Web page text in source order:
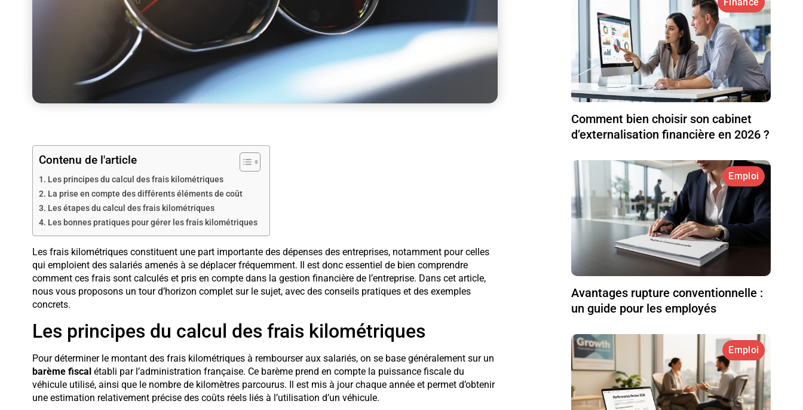
Contenu de l'article
Les principes du calcul des frais kilométriques
La prise en compte des différents éléments de coût
Les étapes du calcul des frais kilométriques
Les bonnes pratiques pour gérer les frais kilométriques
Les frais kilométriques constituent une part importante des dépenses des entreprises, notamment pour celles
qui emploient des salariés amenés à se déplacer fréquemment. Il est donc essentiel de bien comprendre
comment ces frais sont calculés et pris en compte dans la gestion financière de l’entreprise. Dans cet article,
nous vous proposons un tour d’horizon complet sur le sujet, avec des conseils pratiques et des exemples
concrets.
Les principes du calcul des frais kilométriques
Pour déterminer le montant des frais kilométriques à rembourser aux salariés, on se base généralement sur un
barème fiscal établi par l’administration française. Ce barème prend en compte la puissance fiscale du
véhicule utilisé, ainsi que le nombre de kilomètres parcourus. Il est mis à jour chaque année et permet d’obtenir
une estimation relativement précise des coûts réels liés à l’utilisation d’un véhicule.
Comment bien choisir son cabinet
d’externalisation financière en 2026 ?
Emploi
Avantages rupture conventionnelle :
un guide pour les employés
Emploi